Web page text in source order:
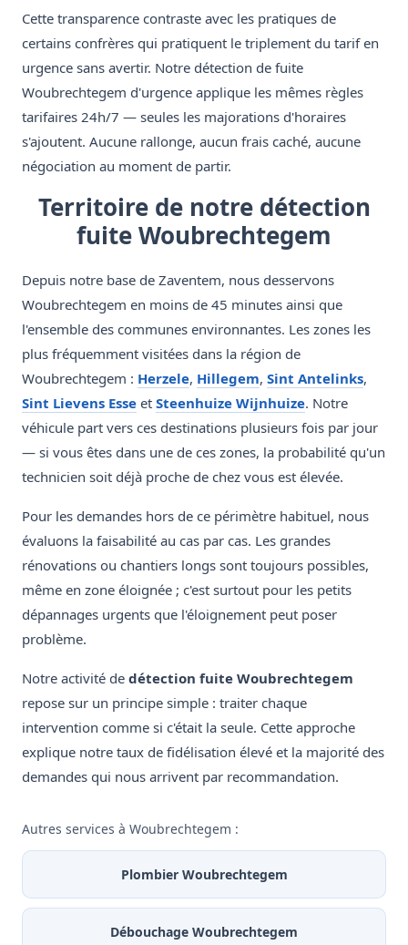
Cette transparence contraste avec les pratiques de
certains confrères qui pratiquent le triplement du tarif en
urgence sans avertir. Notre détection de fuite
Woubrechtegem d'urgence applique les mêmes règles
tarifaires 24h/7 — seules les majorations d'horaires
s'ajoutent. Aucune rallonge, aucun frais caché, aucune
négociation au moment de partir.
Territoire de notre détection
fuite Woubrechtegem
Depuis notre base de Zaventem, nous desservons
Woubrechtegem en moins de 45 minutes ainsi que
l'ensemble des communes environnantes. Les zones les
plus fréquemment visitées dans la région de
Woubrechtegem : Herzele, Hillegem, Sint Antelinks,
Sint Lievens Esse et Steenhuize Wijnhuize. Notre
véhicule part vers ces destinations plusieurs fois par jour
— si vous êtes dans une de ces zones, la probabilité qu'un
technicien soit déjà proche de chez vous est élevée.
Pour les demandes hors de ce périmètre habituel, nous
évaluons la faisabilité au cas par cas. Les grandes
rénovations ou chantiers longs sont toujours possibles,
même en zone éloignée ; c'est surtout pour les petits
dépannages urgents que l'éloignement peut poser
problème.
Notre activité de détection fuite Woubrechtegem
repose sur un principe simple : traiter chaque
intervention comme si c'était la seule. Cette approche
explique notre taux de fidélisation élevé et la majorité des
demandes qui nous arrivent par recommandation.
Autres services à Woubrechtegem :
Plombier Woubrechtegem
Débouchage Woubrechtegem